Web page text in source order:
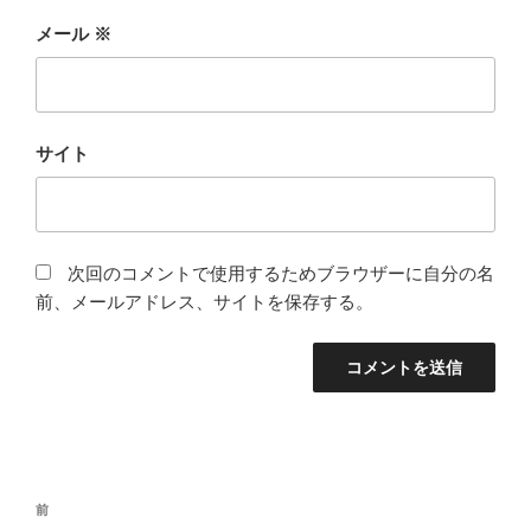
メール ※
サイト
次回のコメントで使用するためブラウザーに自分の名
前、メールアドレス、サイトを保存する。
投
前
前